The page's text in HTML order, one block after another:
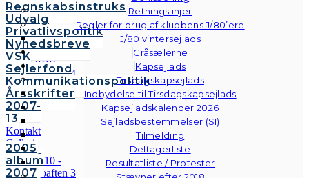
Retningslinjer
Regler for brug af klubbens J/80’ere
J/80 vintersejlads
Gråsælerne
Kapsejlads
Tirsdagskapsejlads
Indbydelse til Tirsdagskapsejlads
Kapsejladskalender 2026
Sejladsbestemmelser (SI)
Tilmelding
Deltagerliste
Resultatliste / Protester
Regnskabsinstruks
Udvalg
Privatlivspolitik
Nyhedsbreve
VSK
Sejlerfond
Kommunikationspolitik
Årsskrifter
2007-
13
Kontakt
Galleri
Andre
fotos
2005
album
2007